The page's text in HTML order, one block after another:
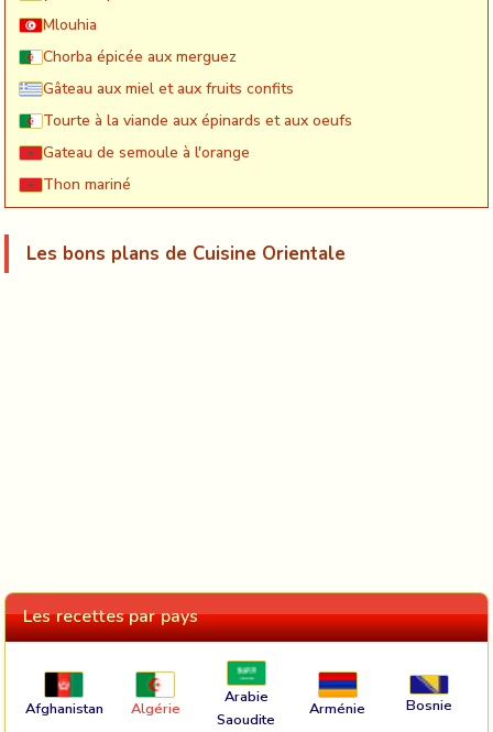
Mlouhia
Chorba épicée aux merguez
Gâteau aux miel et aux fruits confits
Tourte à la viande aux épinards et aux oeufs
Gateau de semoule à l'orange
Thon mariné
Les bons plans de Cuisine Orientale
Les recettes par pays
Afghanistan Algérie
Arabie
Saoudite
Arménie Bosnie